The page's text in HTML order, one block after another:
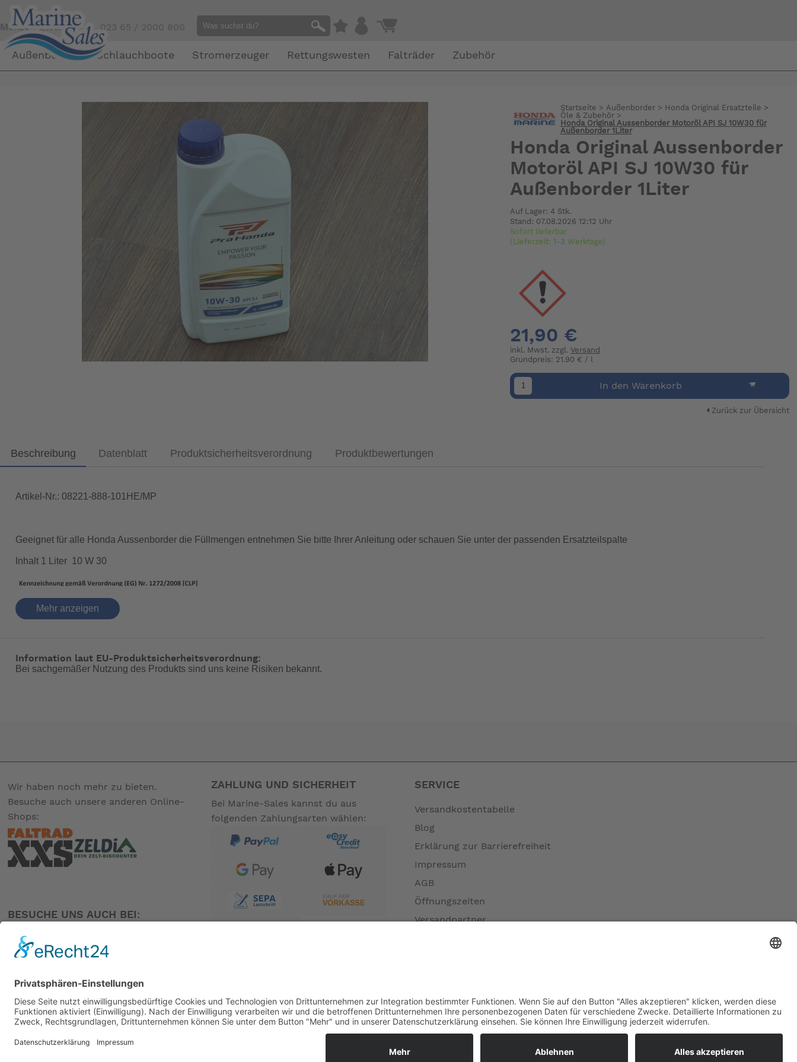
Mensch gefällig?Tel. 023 65 / 2000 800
Außenborder Schlauchboote Stromerzeuger Rettungswesten Falträder Zubehör
Startseite > Außenborder> Honda Original Ersatzteile >
Öle & Zubehör>
Honda Original Aussenborder Motoröl API SJ 10W30 für
Außenborder 1Liter
Honda Original Aussenborder
Motoröl API SJ 10W30 für
Außenborder 1Liter
Auf Lager: 4 Stk.
Stand: 07.08.2026 12:12 Uhr
Sofort lieferbar
(Lieferzeit: 1-3 Werktage)
21,90 €
inkl. Mwst. zzgl.Versand
Grundpreis: 21.90 € / l
In den Warenkorb
Zurück zur Übersicht
Beschreibung Datenblatt Produktsicherheitsverordnung Produktbewertungen
Artikel-Nr.: 08221-888-101HE/MP
Geeignet für alle Honda Aussenborder die Füllmengen entnehmen Sie bitte Ihrer Anleitung oder schauen Sie unter der passenden Ersatzteilspalte
Inhalt 1 Liter 10 W 30
Importeur:
HONDA MOTOR EUROPE LTD.
RG12 1HL BRACKNELL - United Kingdom
T +441344898000
Lieferant:
Langerbruggestraat 104
Mehr anzeigen
Information laut EU-Produktsicherheitsverordnung:
Bei sachgemäßer Nutzung des Produkts sind uns keine Risiken bekannt.
Wir haben noch mehr zu bieten.
Besuche auch unsere anderen Online-
Shops:
BESUCHE UNS AUCH BEI:
ZAHLUNG UND SICHERHEIT
Bei Marine-Sales kannst du aus
folgenden Zahlungsarten wählen:
SERVICE
Versandkostentabelle
Blog
Erklärung zur Barrierefreiheit
Impressum
AGB
Öffnungszeiten
Versandpartner
Widerrufsrecht MS
Widerrufsrecht bei Reparatur
Widerrufsrecht bei Dienstleistungen